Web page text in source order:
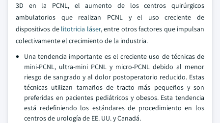
3D en la PCNL, el aumento de los centros quirúrgicos
ambulatorios que realizan PCNL y el uso creciente de
dispositivos de litotricia láser, entre otros factores que impulsan
colectivamente el crecimiento de la industria.
Una tendencia importante es el creciente uso de técnicas de
mini-PCNL, ultra-mini PCNL y micro-PCNL debido al menor
riesgo de sangrado y al dolor postoperatorio reducido. Estas
técnicas utilizan tamaños de tracto más pequeños y son
preferidas en pacientes pediátricos y obesos. Esta tendencia
está redefiniendo los estándares de procedimiento en los
centros de urología de EE. UU. y Canadá.